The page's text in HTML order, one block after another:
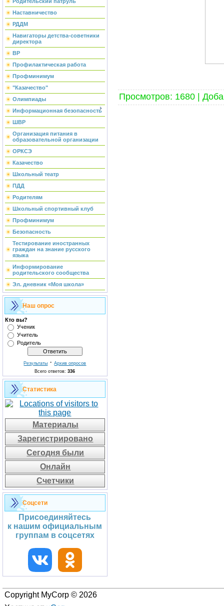
Наставничество
РДДМ
Навигаторы детства-советники
директора
ВР
Профилактическая работа
Профминимум
"Казачество"
Олимпиады
Информационная безопасность
ШВР
Организация питания в
образовательной организации
ОРКСЭ
Казачество
Школьный театр
ПДД
Родителям
Школьный спортивный клуб
Профминимум
Безопасность
Тестирование иностранных
граждан на знание русского
языка
Информирование
родительского сообщества
Эл. дневник «Моя школа»
Наш опрос
Кто вы?
Ученик
Учитель
Родитель
Результаты ·Архив опросов
Всего ответов:336
Статистика
Материалы
Зарегистрировано
Сегодня были
Онлайн
Счетчики
Соцсети
Присоединяйтесь
к нашим официальным
группам в соцсетях
Просмотров: 1680
Copyright MyCorp © 2026